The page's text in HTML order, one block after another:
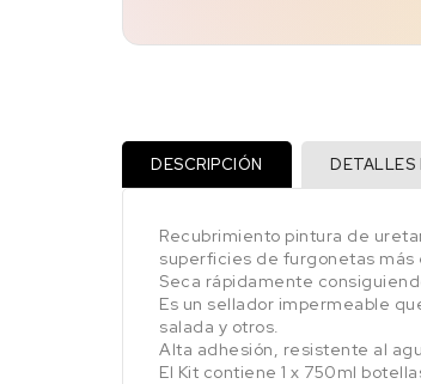
DESCRIPCIÓN DETALLES
Recubrimiento pintura de
superficies de furgonetas
Seca rápidamente
Es un sellador impermeable
salada y otros.
Alta adhesión, resistente al
El Kit contiene 1 x 750ml